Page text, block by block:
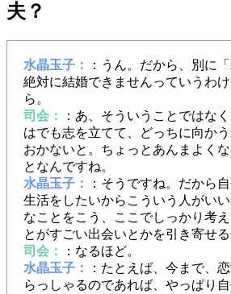
夫？
水晶玉子：
：うん。だから、別に
絶対に結婚できませんっていうわ
ら。
司会：
：あ、そういうことではな
はでも志を立てて、どっちに向か
おかないと。ちょっとあんまよく
となんですね。
水晶玉子：
：そうですね。だから
生活をしたいからこういう人がい
なことをこう、ここでしっかり考
とがすごい出会いとかを引き寄せる
司会：
：なるほど。
水晶玉子：
：たとえば、今まで、
らっしゃるのであれば、やっぱり